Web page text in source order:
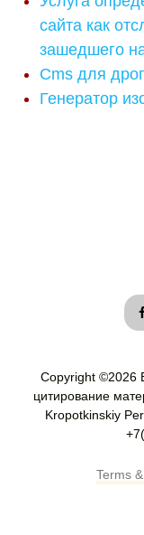
сайта как
зашедшего
Cms для
Генератор
Copyright ©2026
цитирование
Kropotkinskiy
Terms